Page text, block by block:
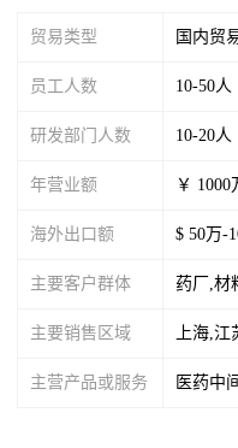
贸易类型 国内贸
员工人数 10-50人
研发部门人数 10-20人
年营业额 ￥ 1000
海外出口额 $ 50万-
主要客户群体 药厂,材
主要销售区域 上海,
主营产品或服务 医药中